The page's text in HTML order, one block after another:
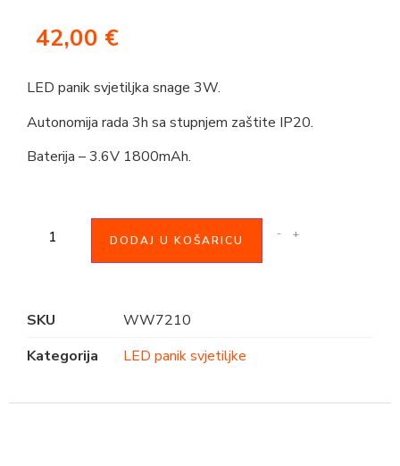
42,00 €
LED panik svjetiljka snage 3W.
Autonomija rada 3h sa stupnjem zaštite IP20.
Baterija – 3.6V 1800mAh.
- +
DODAJ U KOŠARICU
SKU
WW7210
Kategorija
LED panik svjetiljke